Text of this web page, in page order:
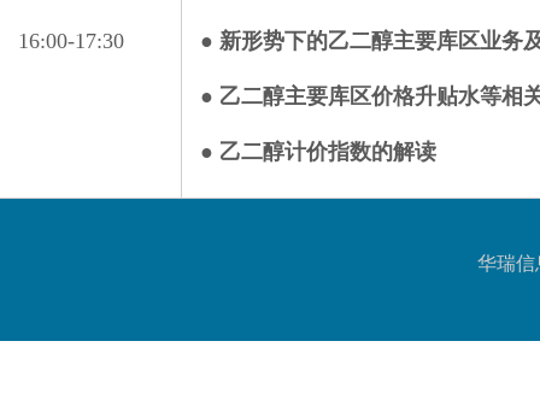
16:00-17:30 ● 新形势下的乙二醇主要库区业务
● 乙二醇主要库区价格升贴水等相
● 乙二醇计价指数的解读
华瑞信
河南源宏高分子新材料有限公司
江苏恒力化纤股份有限公司
卡博特（中国）投资有限公司
南华期货股份有限公司